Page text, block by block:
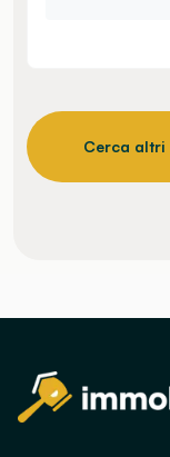
Cerca altri